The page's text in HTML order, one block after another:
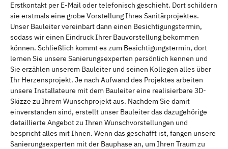
Erstkontakt per E-Mail oder telefonisch geschieht. Dort schildern
sie erstmals eine grobe Vorstellung Ihres Sanitärprojektes.
Unser Bauleiter vereinbart dann einen Besichtigungstermin,
sodass wir einen Eindruck Ihrer Bauvorstellung bekommen
können. Schließlich kommt es zum Besichtigungstermin, dort
lernen Sie unsere Sanierungsexperten persönlich kennen und
Sie erzählen unserem Bauleiter und seinen Kollegen alles über
Ihr Herzensprojekt. Je nach Aufwand des Projektes arbeiten
unsere Installateure mit dem Bauleiter eine realisierbare 3D-
Skizze zu Ihrem Wunschprojekt aus. Nachdem Sie damit
einverstanden sind, erstellt unser Bauleiter das dazugehörige
detaillierte Angebot zu Ihren Wunschvorstellungen und
bespricht alles mit Ihnen. Wenn das geschafft ist, fangen unsere
Sanierungsexperten mit der Bauphase an, um Ihren Traum zu